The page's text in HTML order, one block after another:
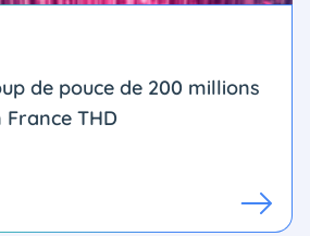
de pouce de 200 millions
France THD